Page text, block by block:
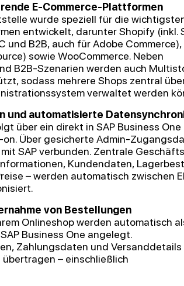
E-Commerce-Plattformen
wurde speziell für die
entwickelt, darunter Shopify (inkl.
und B2B, auch für Adobe Commerce),
sowie WooCommerce. Neben
B2B-Szenarien werden auch
sodass mehrere Shops zentral
verwaltet werden
und automatisierte
über ein direkt in SAP Business One
Über gesicherte Admin-
SAP verbunden. Zentrale
Kundendaten,
– werden automatisch zwischen
von Bestellungen
Onlineshop werden automatisch
Business One angelegt.
Zahlungsdaten und Versanddetails
– einschließlich